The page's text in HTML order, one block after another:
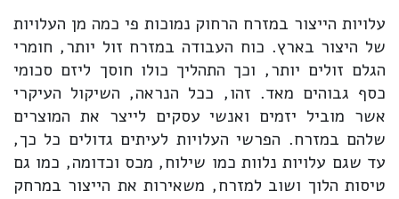
עלויות הייצור במזרח הרחוק נמוכות פי כמה מן העלויות
של היצור בארץ. כוח העבודה במזרח זול יותר, חומרי
הגלם זולים יותר, וכך התהליך כולו חוסך ליזם סכומי
כסף גבוהים מאד. זהו, ככל הנראה, השיקול העיקרי
אשר מוביל יזמים ואנשי עסקים לייצר את המוצרים
שלהם במזרח. הפרשי העלויות לעיתים גדולים כל כך,
עד שגם עלויות נלוות כמו שילוח, מכס וכדומה, כמו גם
טיסות הלוך ושוב למזרח, משאירות את הייצור במרחק